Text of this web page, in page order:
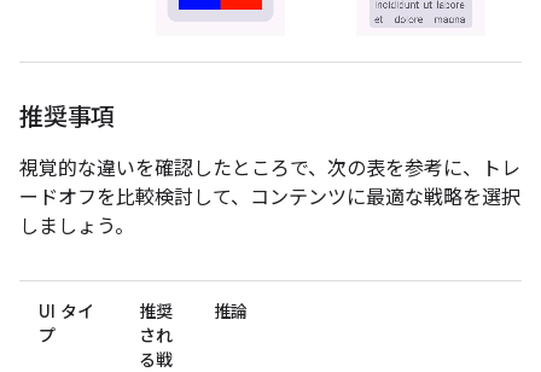
推奨事項
視覚的な違いを確認したところで、次の表を参考に、トレ
ードオフを比較検討して、コンテンツに最適な戦略を選択
しましょう。
UI タイ
プ
推奨
され
る戦
推論